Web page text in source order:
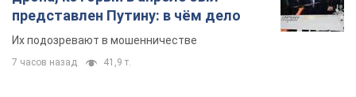
представлен Путину: в чём дело
Их подозревают в мошенничестве
7 часов назад 41,9 т.